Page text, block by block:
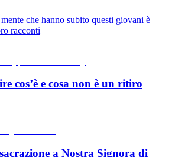
che hanno subito questi giovani è
racconti
cos’è e cosa non è un ritiro
a Nostra Signora di